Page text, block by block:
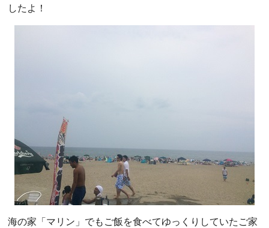
o
a
t
したよ！
海の家「マリン」でもご飯を食べてゆっくりしていたご家